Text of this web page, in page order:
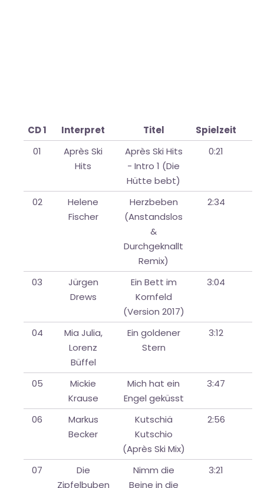
CD 1 Interpret Titel
Spielzeit
01
Après Ski
Hits
Après Ski Hits
- Intro 1 (Die
Hütte bebt)
0:21
02
Helene
Fischer
Herzbeben
(Anstandslos
&
Durchgeknallt
Remix)
2:34
03
Jürgen
Drews
Ein Bett im
Kornfeld
(Version 2017)
3:04
04
Mia Julia,
Lorenz
Büffel
Ein goldener
Stern
3:12
05
Mickie
Krause
Mich hat ein
Engel geküsst
3:47
06
Markus
Becker
Kutschiä
Kutschio
(Après Ski Mix)
2:56
07
Die
Zipfelbuben
Nimm die
Beine in die
3:21